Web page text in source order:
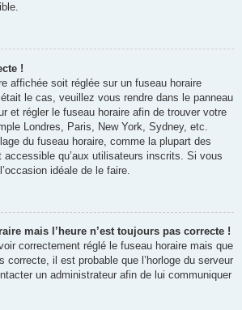
!
affichée soit réglée sur un fuseau horaire
le cas, veuillez vous rendre dans le panneau
et régler le fuseau horaire afin de trouver votre
Londres, Paris, New York, Sydney, etc.
du fuseau horaire, comme la plupart des
accessible qu’aux utilisateurs inscrits. Si vous
idéale de le faire.
mais l’heure n’est toujours pas correcte !
correctement réglé le fuseau horaire mais que
correcte, il est probable que l’horloge du serveur
un administrateur afin de lui communiquer